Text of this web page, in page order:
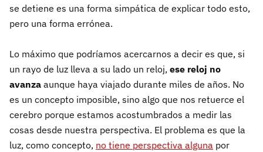
se detiene es una forma simpática de explicar todo esto,
pero una forma errónea.
Lo máximo que podríamos acercarnos a decir es que, si
un rayo de luz lleva a su lado un reloj, ese reloj no
avanza aunque haya viajado durante miles de años. No
es un concepto imposible, sino algo que nos retuerce el
cerebro porque estamos acostumbrados a medir las
cosas desde nuestra perspectiva. El problema es que la
luz, como concepto, no tiene perspectiva alguna por